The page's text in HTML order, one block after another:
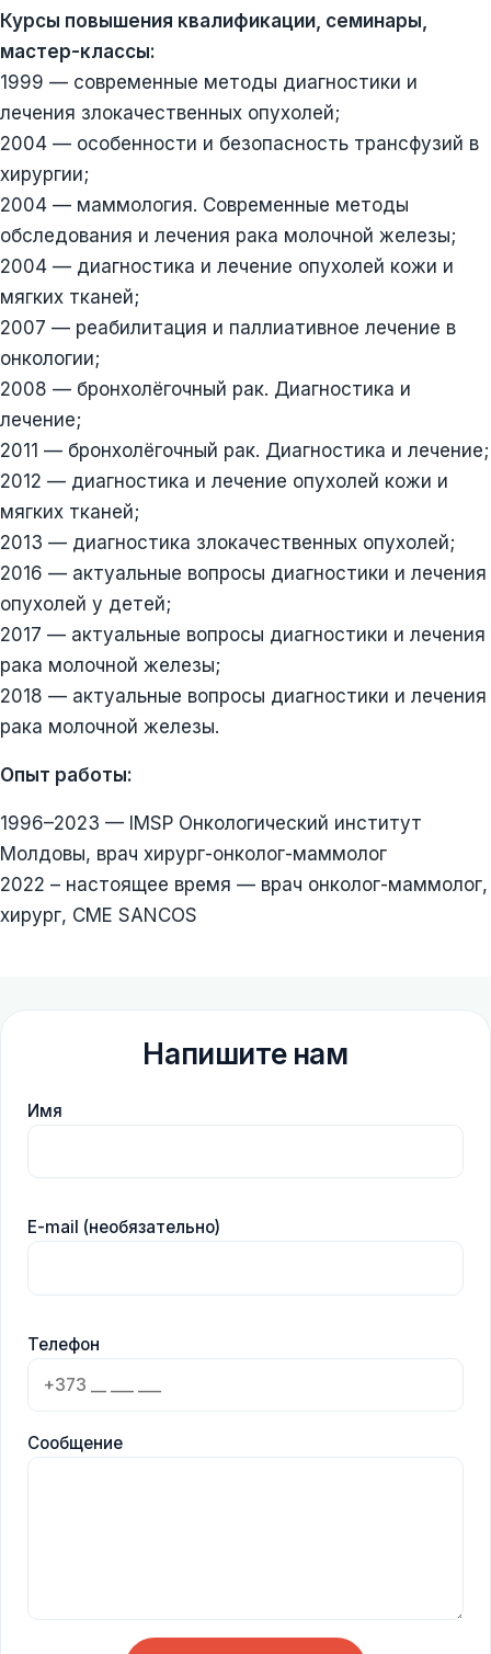
Курсы повышения квалификации, семинары,
мастер-классы:
1999 — современные методы диагностики и
лечения злокачественных опухолей;
2004 — особенности и безопасность трансфузий в
хирургии;
2004 — маммология. Современные методы
обследования и лечения рака молочной железы;
2004 — диагностика и лечение опухолей кожи и
мягких тканей;
2007 — реабилитация и паллиативное лечение в
онкологии;
2008 — бронхолёгочный рак. Диагностика и
лечение;
2011 — бронхолёгочный рак. Диагностика и лечение;
2012 — диагностика и лечение опухолей кожи и
мягких тканей;
2013 — диагностика злокачественных опухолей;
2016 — актуальные вопросы диагностики и лечения
опухолей у детей;
2017 — актуальные вопросы диагностики и лечения
рака молочной железы;
2018 — актуальные вопросы диагностики и лечения
рака молочной железы.
Опыт работы:
1996–2023 — IMSP Онкологический институт
Молдовы, врач хирург-онколог-маммолог
2022 – настоящее время — врач онколог-маммолог,
хирург, CME SANCOS
Напишите нам
Имя
E-mail (необязательно)
Телефон
Сообщение